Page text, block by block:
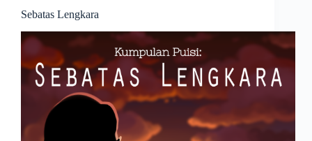
Sebatas Lengkara